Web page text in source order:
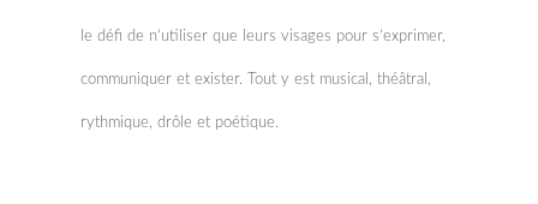
le défi de n’utiliser que leurs visages pour s’exprimer,
communiquer et exister. Tout y est musical, théâtral,
rythmique, drôle et poétique.